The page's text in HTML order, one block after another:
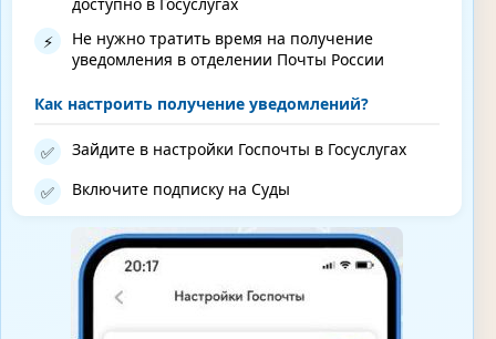
⚡
Не нужно тратить время на получение
уведомления в отделении Почты России
Как настроить получение уведомлений?
✅ Зайдите в настройки Госпочты в Госуслугах
✅ Включите подписку на Суды